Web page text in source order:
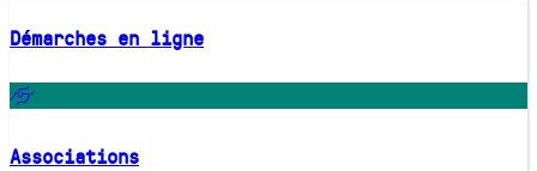
Démarches en ligne
Associations